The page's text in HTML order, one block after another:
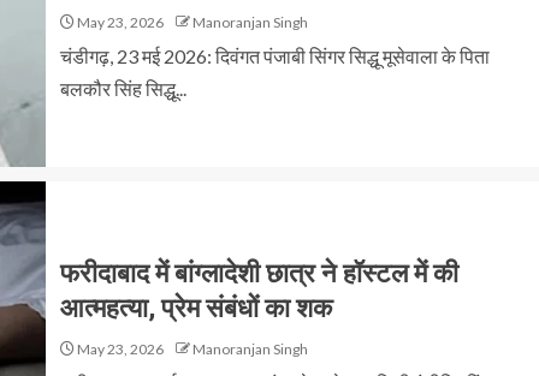
May 23, 2026 Manoranjan Singh
चंडीगढ़, 23 मई 2026: दिवंगत पंजाबी सिंगर सिद्धू मूसेवाला के पिता
बलकौर सिंह सिद्धू...
फरीदाबाद में बांग्लादेशी छात्र ने हॉस्टल में की
आत्महत्या, प्रेम संबंधों का शक
May 23, 2026 Manoranjan Singh